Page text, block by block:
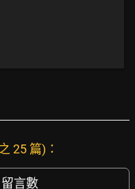
25 篇)：
留言數